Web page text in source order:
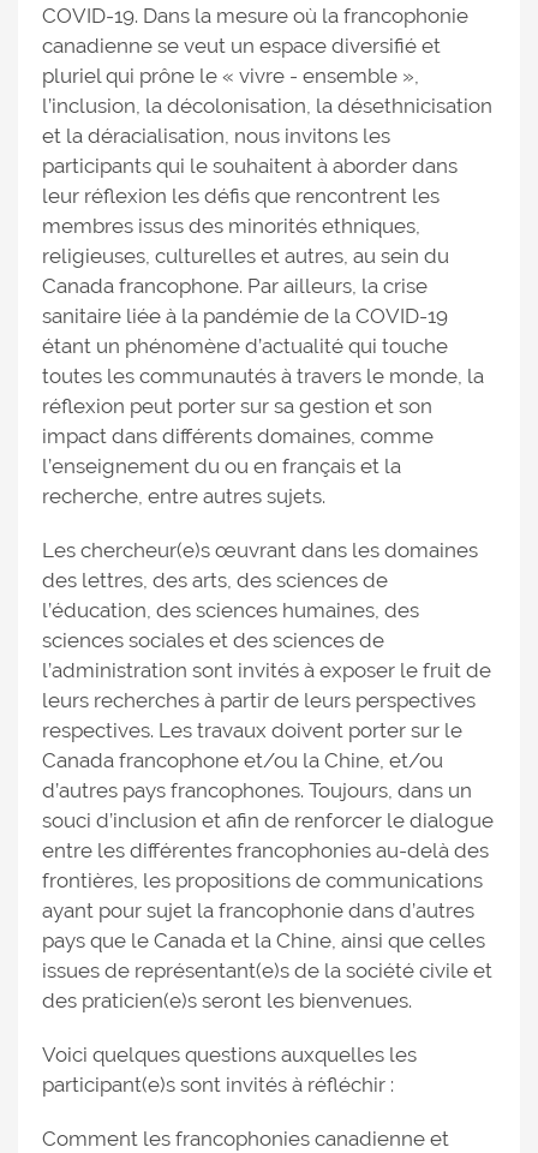
COVID-19. Dans la mesure où la francophonie
canadienne se veut un espace diversifié et
pluriel qui prône le « vivre - ensemble »,
l’inclusion, la décolonisation, la désethnicisation
et la déracialisation, nous invitons les
participants qui le souhaitent à aborder dans
leur réflexion les défis que rencontrent les
membres issus des minorités ethniques,
religieuses, culturelles et autres, au sein du
Canada francophone. Par ailleurs, la crise
sanitaire liée à la pandémie de la COVID-19
étant un phénomène d’actualité qui touche
toutes les communautés à travers le monde, la
réflexion peut porter sur sa gestion et son
impact dans différents domaines, comme
l’enseignement du ou en français et la
recherche, entre autres sujets.
Les chercheur(e)s œuvrant dans les domaines
des lettres, des arts, des sciences de
l’éducation, des sciences humaines, des
sciences sociales et des sciences de
l’administration sont invités à exposer le fruit de
leurs recherches à partir de leurs perspectives
respectives. Les travaux doivent porter sur le
Canada francophone et/ou la Chine, et/ou
d’autres pays francophones. Toujours, dans un
souci d’inclusion et afin de renforcer le dialogue
entre les différentes francophonies au-delà des
frontières, les propositions de communications
ayant pour sujet la francophonie dans d’autres
pays que le Canada et la Chine, ainsi que celles
issues de représentant(e)s de la société civile et
des praticien(e)s seront les bienvenues.
Voici quelques questions auxquelles les
participant(e)s sont invités à réfléchir :
Comment les francophonies canadienne et